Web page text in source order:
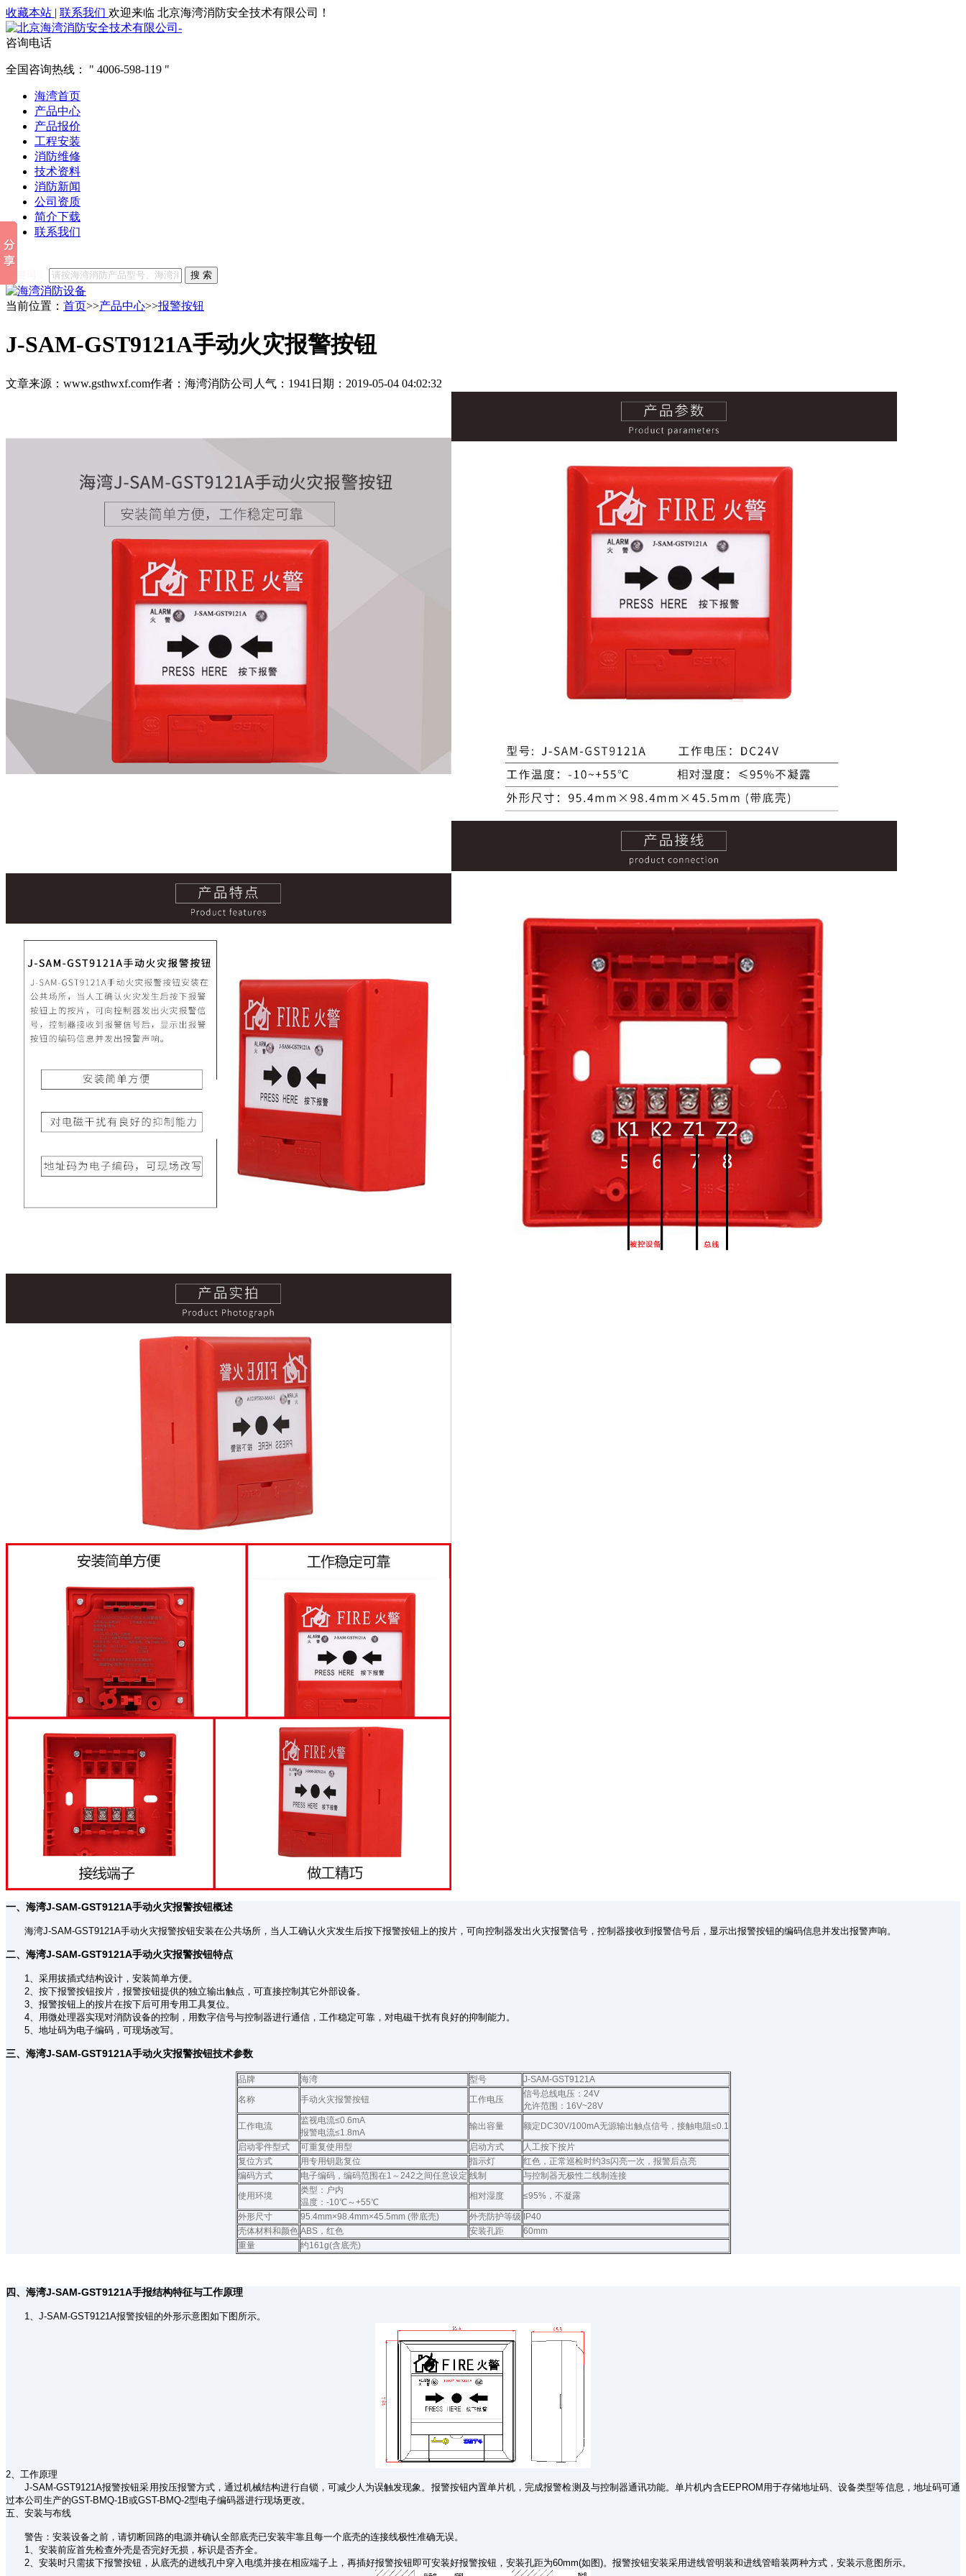
收藏本站 | 联系我们 欢迎来临 北京海湾消防安全技术有限公司！
咨询电话
全国咨询热线： 4006-598-119
海湾首页
产品中心
产品报价
工程安装
消防维修
技术资料
消防新闻
公司资质
简介下载
联系我们
他们都在搜索:
搜 索
当前位置： 首页>>产品中心>>报警按钮
J-SAM-GST9121A手动火灾报警按钮
文章来源：www.gsthwxf.com作者：海湾消防公司 人气：1941 日期：2019-05-04 04:02:32
一、海湾J-SAM-GST9121A手动火灾报警按钮概述
海湾J-SAM-GST9121A手动火灾报警按钮安装在公共场所，当人工确认火灾发生后按下报警按钮上的按片，可向控制器发出火灾报警信号，控制器接收到报警信号后，显示出报警按钮的编码信息并发出报警声响。
二、海湾J-SAM-GST9121A手动火灾报警按钮特点
1、采用拔插式结构设计，安装简单方便。
2、按下报警按钮按片，报警按钮提供的独立输出触点，可直接控制其它外部设备。
3、报警按钮上的按片在按下后可用专用工具复位。
4、用微处理器实现对消防设备的控制，用数字信号与控制器进行通信，工作稳定可靠，对电磁干扰有良好的抑制能力。
5、地址码为电子编码，可现场改写。
三、海湾J-SAM-GST9121A手动火灾报警按钮技术参数
品牌 海湾 型号
J-SAM-GST9121A
名称
手动火灾报警按钮 工作电压
信号总线电压：24V
允许范围：16V~28V
工作电流
监视电流≤0.6mA
报警电流≤1.8mA
输出容量 额定DC30V/100mA无源输出触点信号，接触电阻≤0.1
启动零件型式 可重复使用型 启动方式
人工按下按片
复位方式
用专用钥匙复位 指示灯
红色，正常巡检时约3s闪亮一次，报警后点亮
编码方式
电子编码，编码范围在1～242之间任意设定 线制
与控制器无极性二线制连接
使用环境
类型：户内
温度：-10℃～+55℃
相对湿度 ≤95%，不凝露
外形尺寸 95.4mm×98.4mm×45.5mm (带底壳) 外壳防护等级 IP40
壳体材料和颜色 ABS，红色 安装孔距
60mm
重量
约161g(含底壳)
四、海湾J-SAM-GST9121A手报结构特征与工作原理
1、J-SAM-GST9121A报警按钮的外形示意图如下图所示。
2、工作原理
J-SAM-GST9121A报警按钮采用按压报警方式，通过机械结构进行自锁，可减少人为误触发现象。报警按钮内置单片机，完成报警检测及与控制器通讯功能。单片机内含EEPROM用于存储地址码、设备类型等信息，地址码可通
过本公司生产的GST-BMQ-1B或GST-BMQ-2型电子编码器进行现场更改。
五、安装与布线
警告：安装设备之前，请切断回路的电源并确认全部底壳已安装牢靠且每一个底壳的连接线极性准确无误。
1、安装前应首先检查外壳是否完好无损，标识是否齐全。
2、安装时只需拔下报警按钮，从底壳的进线孔中穿入电缆并接在相应端子上，再插好报警按钮即可安装好报警按钮，安装孔距为60mm(如图)。报警按钮安装采用进线管明装和进线管暗装两种方式，安装示意图所示。